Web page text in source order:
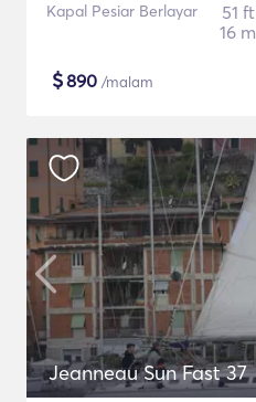
Kapal Pesiar Berlayar
51 ft
16 m
$890 /malam
Jeanneau Sun Fast 37